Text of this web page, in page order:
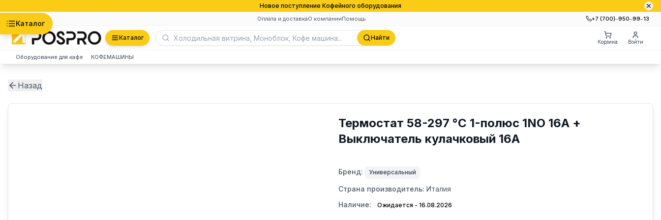
Новое поступление Кофейного оборудования
Оплата и доставкаО компанииПомощь +7 (700)‒950‒99‒13
Каталог
Каталог Найти
Корзина Войти
Оборудование для кафе КОФЕМАШИНЫ
Назад
Термостат 58-297 °C 1-полюс 1NO 16A +
Выключатель кулачковый 16А
Бренд: Универсальный
Страна производитель: Италия
Наличие:
Ожидается - 16.08.2026